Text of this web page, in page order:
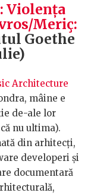
Violența
Meriç:
Goethe
Architecture
mâine e
de-ale lor
nu ultima).
din arhitecți,
developeri și
documentară